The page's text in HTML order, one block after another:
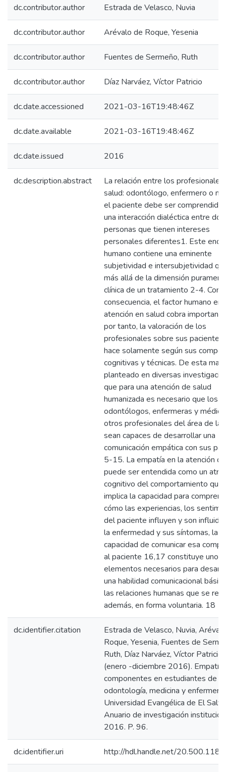
dc.contributor.author Estrada de Velasco, Nuvia
dc.contributor.author Arévalo de Roque, Yesenia
dc.contributor.author Fuentes de Sermeño, Ruth
dc.contributor.author Díaz Narváez, Víctor Patricio
dc.date.accessioned 2021-03-16T19:48:46Z
dc.date.available 2021-03-16T19:48:46Z
dc.date.issued 2016
dc.description.abstract
La relación entre los
salud: odontólogo, enfermero o
el paciente debe ser comprendida
una interacción dialéctica entre dos
personas que tienen intereses
personales diferentes1. Este
humano contiene una eminente
subjetividad e intersubjetividad
más allá de la dimensión
clínica de un tratamiento 2-4.
consecuencia, el factor humano en
atención en salud cobra
por tanto, la valoración de los
profesionales sobre sus pacientes
hace solamente según sus
cognitivas y técnicas. De esta
planteado en diversas
que para una atención de salud
humanizada es necesario que los
odontólogos, enfermeras y
otros profesionales del área de la
sean capaces de desarrollar una
comunicación empática con sus
5-15. La empatía en la atención
puede ser entendida como un
cognitivo del comportamiento que
implica la capacidad para
cómo las experiencias, los
del paciente influyen y son
la enfermedad y sus síntomas, la
capacidad de comunicar esa
al paciente 16,17 constituye uno
elementos necesarios para
una habilidad comunicacional
las relaciones humanas que se
además, en forma voluntaria. 18
dc.identifier.citation
Estrada de Velasco, Nuvia,
Roque, Yesenia, Fuentes de
Ruth, Díaz Narváez, Víctor Patricio.
(enero -diciembre 2016). Empatía
componentes en estudiantes de
odontología, medicina y
Universidad Evangélica de El
Anuario de investigación
2016. P. 96.
dc.identifier.uri http://hdl.handle.net/